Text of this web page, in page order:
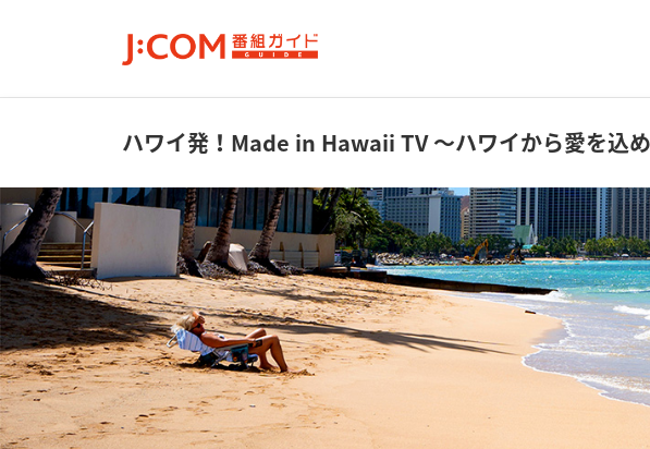
ハワイ発！Made in Hawaii TV～ハワイから愛を込